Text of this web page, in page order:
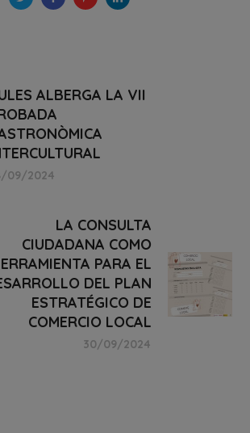
ALBERGA LA VII
09/2024
LA CONSULTA
CIUDADANA COMO
PARA EL
DEL PLAN
ESTRATÉGICO DE
COMERCIO LOCAL
30/09/2024